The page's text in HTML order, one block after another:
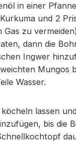
in einer
und 2
zu
dann die
Ingwer
Mungos
Wasser.
lassen
bis die